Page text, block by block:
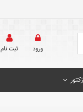
ورود ثبت‌ نام